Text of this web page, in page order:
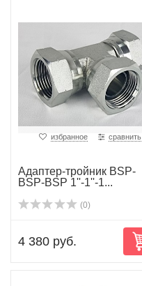
избранное сравнить
Адаптер-тройник BSP-
BSP-BSP 1''-1''-1...
(0)
4 380 руб.